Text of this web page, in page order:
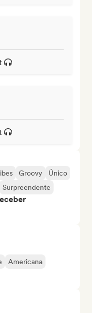
Groovy
Único
Surpreendente
Americana